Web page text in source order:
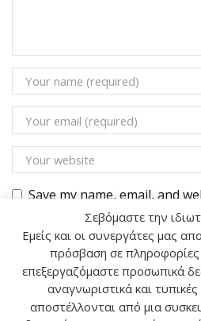
Save my name, email, and
the next time I comment.
Αναζήτηση
Σεβόμαστε την
Εμείς και οι συνεργάτες μας
πρόσβαση σε
επεξεργαζόμαστε προσωπικά
αναγνωριστικά και
αποστέλλονται από μια